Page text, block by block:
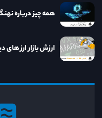
همه چیز درباره
ارزش بازار ارز